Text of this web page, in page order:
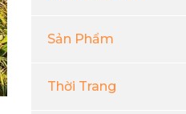
Sản Phẩm
Thời Trang